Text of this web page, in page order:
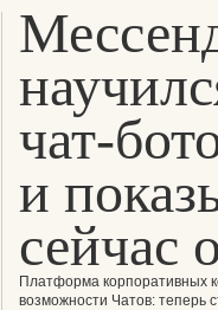
чат-
и
сейчас
Платформа корпоративных
возможности Чатов: теперь